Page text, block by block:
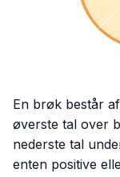
En brøk består
øverste tal over
nederste tal
enten positive